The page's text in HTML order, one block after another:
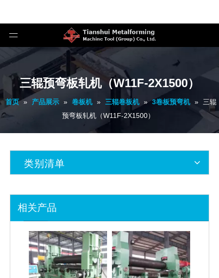
三辊预弯板轧机（W11F-2X1500）
首页 » 产品展示 » 卷板机 » 三辊卷板机 » 3卷板预弯机 »
三辊
预弯板轧机（W11F-2X1500）
类别清单
相关产品